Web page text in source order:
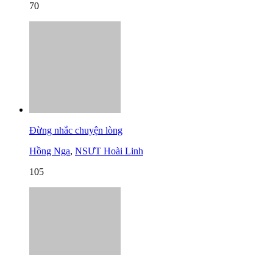
70
Đừng nhắc chuyện lòng
Hồng Nga, NSƯT Hoài Linh
105